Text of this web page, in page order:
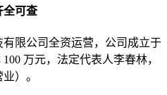
全可查
限公司全资运营，公司成立于
万元，法定代表人李春林，
） 。